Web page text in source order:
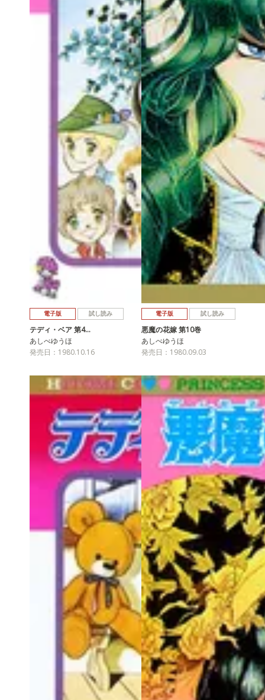
電子版 試し読み
テディ・ベア 第4…
あしべゆうほ
発売日：1980.10.16
電子版 試し読み
悪魔の花嫁 第10巻
あしべゆうほ
発売日：1980.09.03